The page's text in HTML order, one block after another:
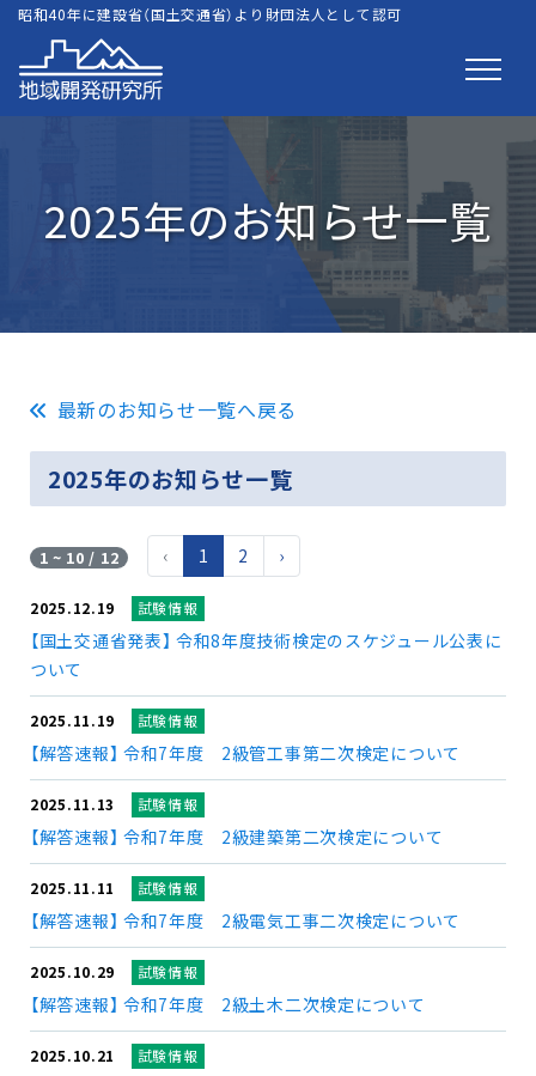
昭和40年に建設省（国土交通省）より財団法人として認可
2025年のお知らせ一覧
最新のお知らせ一覧へ戻る
2025年のお知らせ一覧
1 ~ 10 / 12 ‹ 1 2 ›
2025.12.19 試験情報
【国土交通省発表】 令和8年度技術検定のスケジュール公表に
ついて
2025.11.19 試験情報
【解答速報】 令和7年度 2級管工事第二次検定について
2025.11.13 試験情報
【解答速報】 令和7年度 2級建築第二次検定について
2025.11.11 試験情報
【解答速報】 令和7年度 2級電気工事二次検定について
2025.10.29 試験情報
【解答速報】 令和7年度 2級土木二次検定について
2025.10.21 試験情報